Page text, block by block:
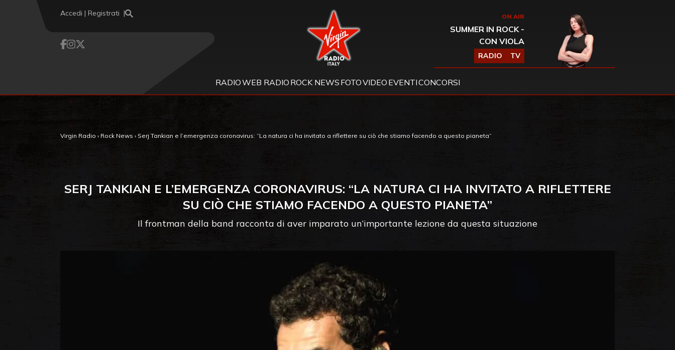
Accedi | Registrati Virgin Radio ON AIR
SUMMER IN ROCK -
CON VIOLA
RADIO TV
RADIOWEB RADIO ROCK NEWS FOTOVIDEO EVENTICONCORSI
Virgin Radio › Rock News › Serj Tankian e l’emergenza coronavirus: “La natura ci ha invitato a riflettere su ciò che stiamo facendo a questo pianeta”
SERJ TANKIAN E L’EMERGENZA CORONAVIRUS: “LA NATURA CI HA INVITATO A RIFLETTERE
SU CIÒ CHE STIAMO FACENDO A QUESTO PIANETA”
Il frontman della band racconta di aver imparato un’importante lezione da questa situazione